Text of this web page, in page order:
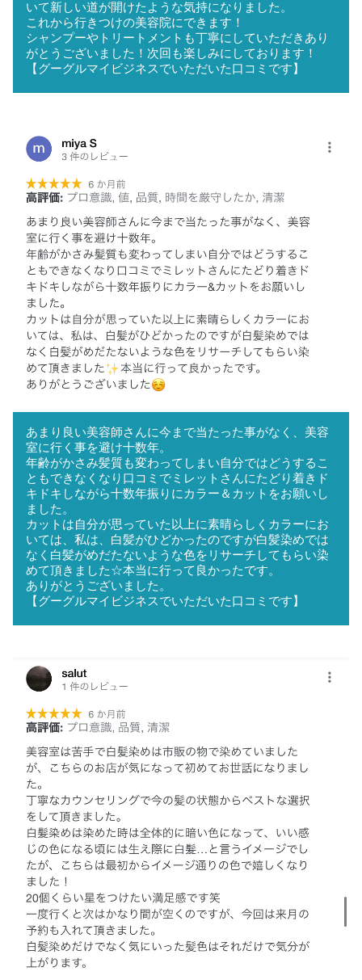
いて新しい道が開けたような気持になりました。
これから行きつけの美容院にできます！
シャンプーやトリートメントも丁寧にしていただきあり
がとうございました！次回も楽しみにしております！
【グーグルマイビジネスでいただいた口コミです】
あまり良い美容師さんに今まで当たった事がなく、美容
室に行く事を避け十数年。
年齢がかさみ髪質も変わってしまい自分ではどうするこ
ともできなくなり口コミでミレットさんにたどり着きド
キドキしながら十数年振りにカラー＆カットをお願いし
ました。
カットは自分が思っていた以上に素晴らしくカラーにお
いては、私は、白髪がひどかったのですが白髪染めでは
なく白髪がめだたないような色をリサーチしてもらい染
めて頂きました☆本当に行って良かったです。
ありがとうございました。
【グーグルマイビジネスでいただいた口コミです】